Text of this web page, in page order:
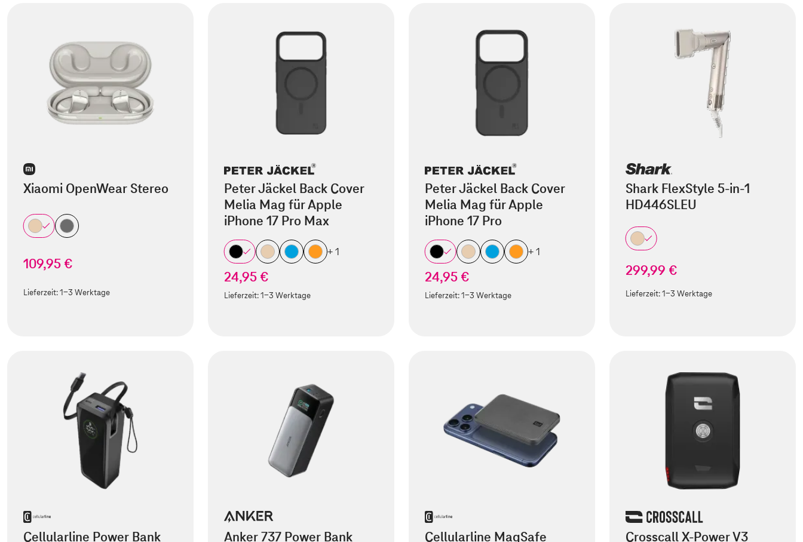
Xiaomi OpenWear Stereo
109,95 €
Lieferzeit:1-3 Werktage
Peter Jäckel Back Cover
Melia Mag für Apple
iPhone 17 Pro Max
+ 1
24,95 €
Lieferzeit:1-3 Werktage
Peter Jäckel Back Cover
Melia Mag für Apple
iPhone 17 Pro
+ 1
24,95 €
Lieferzeit:1-3 Werktage
Shark FlexStyle 5-in-1
HD446SLEU
299,99 €
Lieferzeit:1-3 Werktage
Cellularline Power Bank
Anker 737 Power Bank
Cellularline MagSafe
Crosscall X-Power V3